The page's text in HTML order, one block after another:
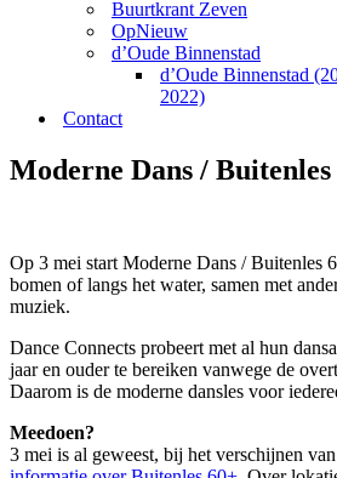
Buurtkrant Zeven
OpNieuw
d’Oude Binnenstad
d’Oude Binnenstad
2022)
Contact
Moderne Dans / Buitenles
Op 3 mei start Moderne Dans / Buitenles
bomen of langs het water, samen met
muziek.
Dance Connects probeert met al hun
jaar en ouder te bereiken vanwege de
Daarom is de moderne dansles voor
Meedoen?
3 mei is al geweest, bij het verschijnen